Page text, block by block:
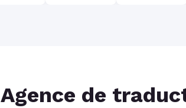
Agence de